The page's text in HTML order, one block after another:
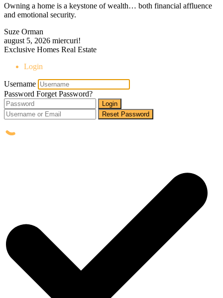
Owning a home is a keystone of wealth… both financial affluence
and emotional security.
Suze Orman
august 5, 2026 miercuri!
Exclusive Homes Real Estate
Login
Username
Password Forget Password?
Login
Reset Password